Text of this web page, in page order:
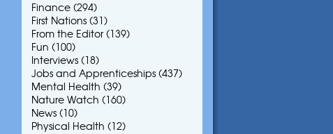
Finance (294)
First Nations (31)
From the Editor (139)
Fun (100)
Interviews (18)
Jobs and Apprenticeships (437)
Mental Health (39)
Nature Watch (160)
News (10)
Physical Health (12)